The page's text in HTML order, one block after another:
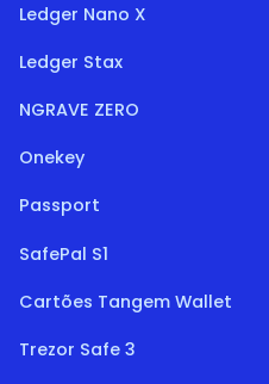
Ledger Nano X
Ledger Stax
NGRAVE ZERO
Onekey
Passport
SafePal S1
Cartões Tangem Wallet
Trezor Safe 3